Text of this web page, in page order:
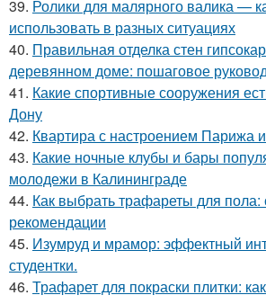
39. Ролики для малярного валика —
использовать в разных ситуациях
40. Правильная отделка стен
деревянном доме: пошаговое
41. Какие спортивные сооружения
Дону
42. Квартира с настроением Парижа
43. Какие ночные клубы и бары
молодежи в Калининграде
44. Как выбрать трафареты для пола:
рекомендации
45. Изумруд и мрамор: эффектный
студентки.
46. Трафарет для покраски плитки: